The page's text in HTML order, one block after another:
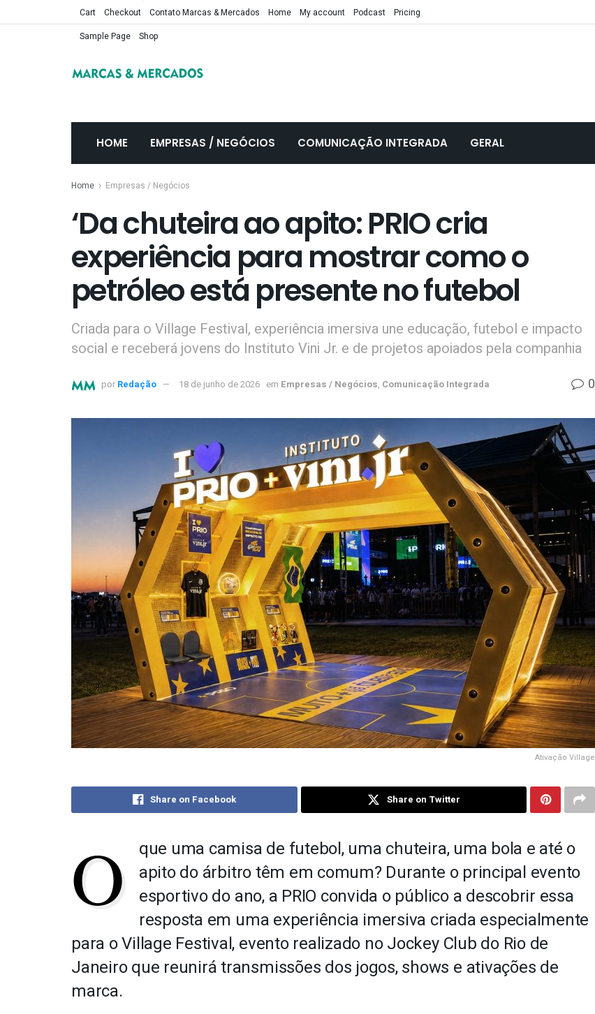
Cart Checkout Contato Marcas & Mercados Home My account Podcast
Pricing
Sample Page
Shop
HOME EMPRESAS / NEGÓCIOS COMUNICAÇÃO INTEGRADA GERAL
Home Empresas / Negócios
‘Da chuteira ao apito: PRIO cria
experiência para mostrar como o
petróleo está presente no futebol
Criada para o Village Festival, experiência imersiva une educação, futebol e impacto
social e receberá jovens do Instituto Vini Jr. e de projetos apoiados pela companhia
por Redação 18 de junho de 2026 em Empresas / Negócios, Comunicação Integrada 0
Ativação Village
Share on Facebook Share on Twitter
O
que uma camisa de futebol, uma chuteira, uma bola e até o
apito do árbitro têm em comum? Durante o principal evento
esportivo do ano, a PRIO convida o público a descobrir essa
resposta em uma experiência imersiva criada especialmente
para o Village Festival, evento realizado no Jockey Club do Rio de
Janeiro que reunirá transmissões dos jogos, shows e ativações de
marca.